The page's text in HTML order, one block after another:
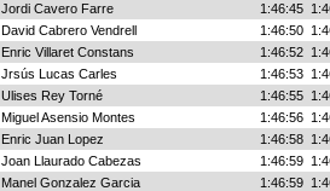
Jordi Cavero Farre 1:46:45
David Cabrero Vendrell 1:46:50
Enric Villaret Constans 1:46:52
Jrsús Lucas Carles 1:46:53
Ulises Rey Torné 1:46:55
Miguel Asensio Montes 1:46:56
Enric Juan Lopez 1:46:58
Joan Llaurado Cabezas 1:46:59
Manel Gonzalez Garcia 1:46:59